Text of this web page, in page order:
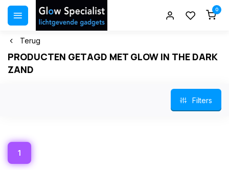
0
Terug
PRODUCTEN GETAGD MET GLOW IN THE DARK
ZAND
Filters
1